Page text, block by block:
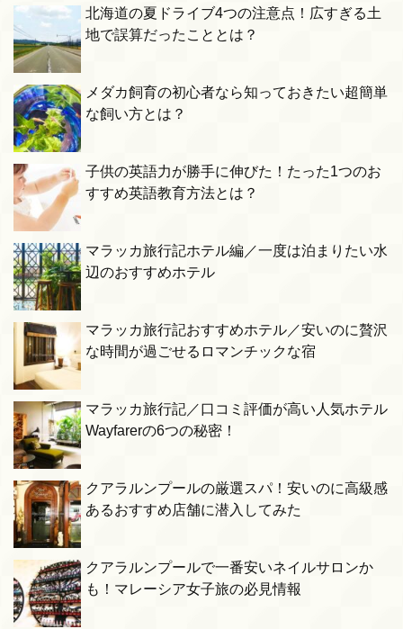
北海道の夏ドライブ4つの注意点！広すぎる土
地で誤算だったこととは？
メダカ飼育の初心者なら知っておきたい超簡単
な飼い方とは？
子供の英語力が勝手に伸びた！たった1つのお
すすめ英語教育方法とは？
マラッカ旅行記ホテル編／一度は泊まりたい水
辺のおすすめホテル
マラッカ旅行記おすすめホテル／安いのに贅沢
な時間が過ごせるロマンチックな宿
マラッカ旅行記／口コミ評価が高い人気ホテル
Wayfarerの6つの秘密！
クアラルンプールの厳選スパ！安いのに高級感
あるおすすめ店舗に潜入してみた
クアラルンプールで一番安いネイルサロンか
も！マレーシア女子旅の必見情報